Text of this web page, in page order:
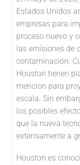
Estados Unidos
empresas para
proceso nuevo y
las emisiones de
contaminación.
Houston tienen
mencion para
escala. Sin
los posibles
que la nueva
extensamente a
Houston es